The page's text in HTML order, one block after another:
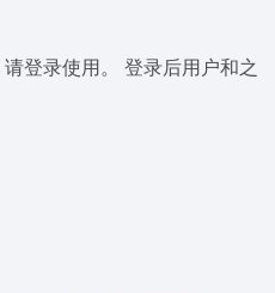
登录使用。 登录后用户和之